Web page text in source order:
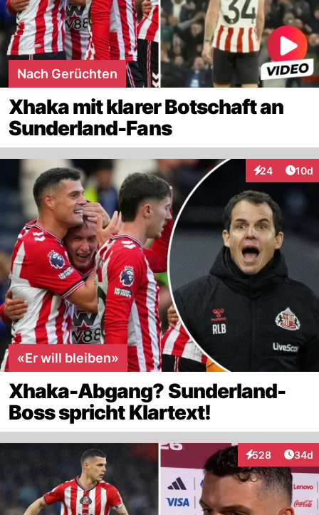
Nach Gerüchten
Xhaka mit klarer Botschaft an
Sunderland-Fans
24
Interaktionen
10d
«Er will bleiben»
Xhaka-Abgang? Sunderland-
Boss spricht Klartext!
528
Interaktionen
34d